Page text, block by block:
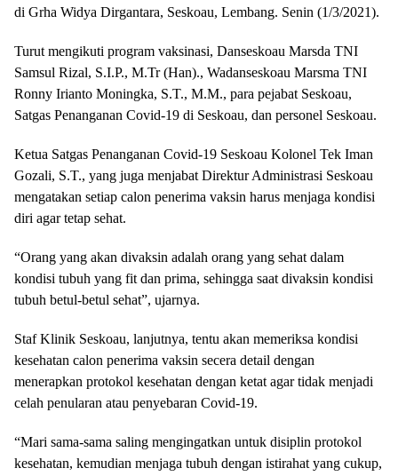
di Grha Widya Dirgantara, Seskoau, Lembang. Senin (1/3/2021).
Turut mengikuti program vaksinasi, Danseskoau Marsda TNI
Samsul Rizal, S.I.P., M.Tr (Han)., Wadanseskoau Marsma TNI
Ronny Irianto Moningka, S.T., M.M., para pejabat Seskoau,
Satgas Penanganan Covid-19 di Seskoau, dan personel Seskoau.
Ketua Satgas Penanganan Covid-19 Seskoau Kolonel Tek Iman
Gozali, S.T., yang juga menjabat Direktur Administrasi Seskoau
mengatakan setiap calon penerima vaksin harus menjaga kondisi
diri agar tetap sehat.
“Orang yang akan divaksin adalah orang yang sehat dalam
kondisi tubuh yang fit dan prima, sehingga saat divaksin kondisi
tubuh betul-betul sehat”, ujarnya.
Staf Klinik Seskoau, lanjutnya, tentu akan memeriksa kondisi
kesehatan calon penerima vaksin secera detail dengan
menerapkan protokol kesehatan dengan ketat agar tidak menjadi
celah penularan atau penyebaran Covid-19.
“Mari sama-sama saling mengingatkan untuk disiplin protokol
kesehatan, kemudian menjaga tubuh dengan istirahat yang cukup,